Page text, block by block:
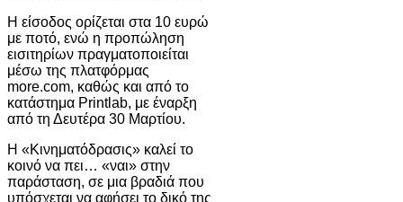
Η είσοδος ορίζεται στα 10 ευρώ
με ποτό, ενώ η προπώληση
εισιτηρίων πραγματοποιείται
μέσω της πλατφόρμας
more.com, καθώς και από το
κατάστημα Printlab, με έναρξη
από τη Δευτέρα 30 Μαρτίου.
Η «Κινηματόδρασις» καλεί το
κοινό να πει… «ναι» στην
παράσταση, σε μια βραδιά που
υπόσχεται να αφήσει το δικό της